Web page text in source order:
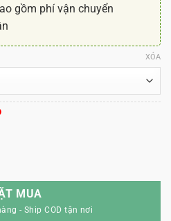
gồm phí vận chuyển
XÓA
Giá
VNĐ.
số lượng
MUA